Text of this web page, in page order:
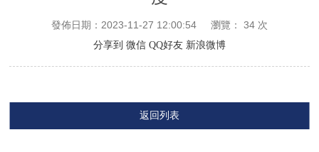
發佈日期：2023-11-27 12:00:54 瀏覽： 34 次
分享到 微信 QQ好友 新浪微博
返回列表